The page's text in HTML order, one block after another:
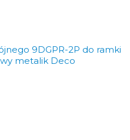
9DGPR-2P do ramki
metalik Deco